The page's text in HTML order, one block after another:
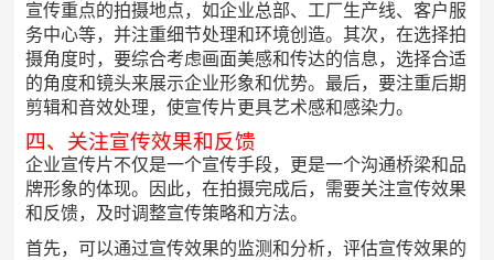
宣传重点的拍摄地点，如企业总部、工厂生产线、客户服
务中心等，并注重细节处理和环境创造。其次，在选择拍
摄角度时，要综合考虑画面美感和传达的信息，选择合适
的角度和镜头来展示企业形象和优势。最后，要注重后期
剪辑和音效处理，使宣传片更具艺术感和感染力。
四、关注宣传效果和反馈
企业宣传片不仅是一个宣传手段，更是一个沟通桥梁和品
牌形象的体现。因此，在拍摄完成后，需要关注宣传效果
和反馈，及时调整宣传策略和方法。
首先，可以通过宣传效果的监测和分析，评估宣传效果的